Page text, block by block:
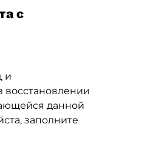
с
и
восстановлении
данной
заполните